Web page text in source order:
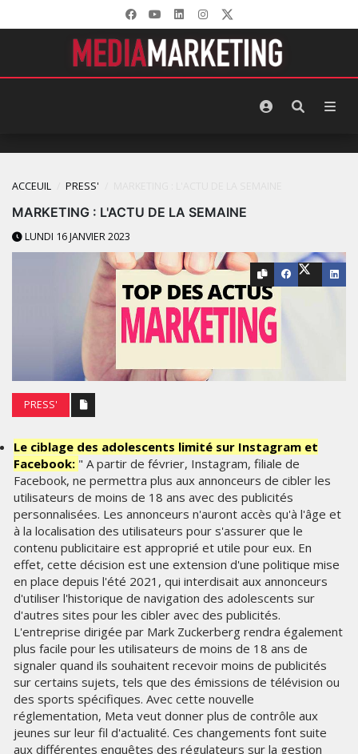
ACCEUIL PRESS'
MARKETING : L'ACTU DE LA SEMAINE
LUNDI 16 JANVIER 2023
PRESS'
Le ciblage des adolescents limité sur Instagram et
Facebook: " A partir de février, Instagram, filiale de
Facebook, ne permettra plus aux annonceurs de cibler les
utilisateurs de moins de 18 ans avec des publicités
personnalisées. Les annonceurs n'auront accès qu'à l'âge et
à la localisation des utilisateurs pour s'assurer que le
contenu publicitaire est approprié et utile pour eux. En
effet, cette décision est une extension d'une politique mise
en place depuis l'été 2021, qui interdisait aux annonceurs
d'utiliser l'historique de navigation des adolescents sur
d'autres sites pour les cibler avec des publicités.
L'entreprise dirigée par Mark Zuckerberg rendra également
plus facile pour les utilisateurs de moins de 18 ans de
signaler quand ils souhaitent recevoir moins de publicités
sur certains sujets, tels que des émissions de télévision ou
des sports spécifiques. Avec cette nouvelle
réglementation, Meta veut donner plus de contrôle aux
jeunes sur leur fil d'actualité. Ces changements font suite
aux différentes enquêtes des régulateurs sur la gestion